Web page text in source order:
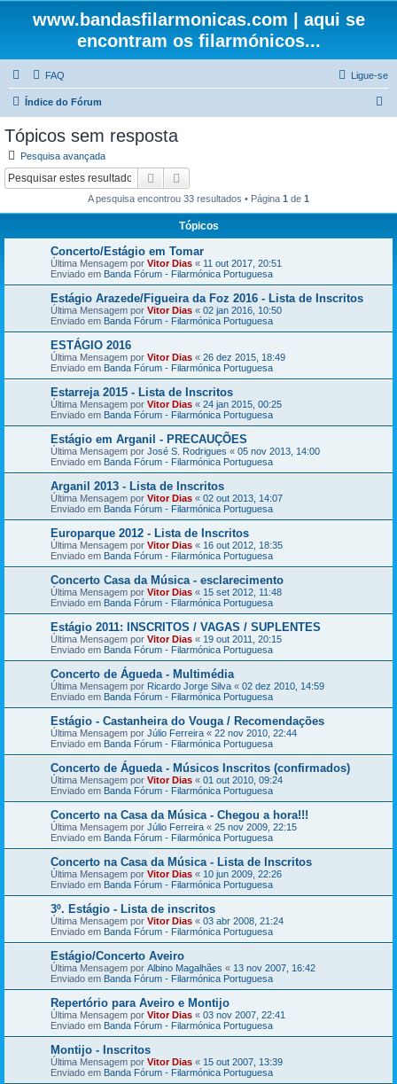
www.bandasfilarmonicas.com | aqui se
encontram os filarmónicos...
FAQ Ligue-se
Índice do Fórum
Tópicos sem resposta
Pesquisa avançada
Pesquisar
A pesquisa encontrou 33 resultados • Página 1 de 1
Tópicos
Concerto/Estágio em Tomar
Última Mensagem por Vitor Dias « 11 out 2017, 20:51
Enviado em Banda Fórum - Filarmónica Portuguesa
Estágio Arazede/Figueira da Foz 2016 - Lista de Inscritos
Última Mensagem por Vitor Dias « 02 jan 2016, 10:50
Enviado em Banda Fórum - Filarmónica Portuguesa
ESTÁGIO 2016
Última Mensagem por Vitor Dias « 26 dez 2015, 18:49
Enviado em Banda Fórum - Filarmónica Portuguesa
Estarreja 2015 - Lista de Inscritos
Última Mensagem por Vitor Dias « 24 jan 2015, 00:25
Enviado em Banda Fórum - Filarmónica Portuguesa
Estágio em Arganil - PRECAUÇÕES
Última Mensagem por José S. Rodrigues « 05 nov 2013, 14:00
Enviado em Banda Fórum - Filarmónica Portuguesa
Arganil 2013 - Lista de Inscritos
Última Mensagem por Vitor Dias « 02 out 2013, 14:07
Enviado em Banda Fórum - Filarmónica Portuguesa
Europarque 2012 - Lista de Inscritos
Última Mensagem por Vitor Dias « 16 out 2012, 18:35
Enviado em Banda Fórum - Filarmónica Portuguesa
Concerto Casa da Música - esclarecimento
Última Mensagem por Vitor Dias « 15 set 2012, 11:48
Enviado em Banda Fórum - Filarmónica Portuguesa
Estágio 2011: INSCRITOS / VAGAS / SUPLENTES
Última Mensagem por Vitor Dias « 19 out 2011, 20:15
Enviado em Banda Fórum - Filarmónica Portuguesa
Concerto de Águeda - Multimédia
Última Mensagem por Ricardo Jorge Silva « 02 dez 2010, 14:59
Enviado em Banda Fórum - Filarmónica Portuguesa
Estágio - Castanheira do Vouga / Recomendações
Última Mensagem por Júlio Ferreira « 22 nov 2010, 22:44
Enviado em Banda Fórum - Filarmónica Portuguesa
Concerto de Águeda - Músicos Inscritos (confirmados)
Última Mensagem por Vitor Dias « 01 out 2010, 09:24
Enviado em Banda Fórum - Filarmónica Portuguesa
Concerto na Casa da Música - Chegou a hora!!!
Última Mensagem por Júlio Ferreira « 25 nov 2009, 22:15
Enviado em Banda Fórum - Filarmónica Portuguesa
Concerto na Casa da Música - Lista de Inscritos
Última Mensagem por Vitor Dias « 10 jun 2009, 22:26
Enviado em Banda Fórum - Filarmónica Portuguesa
3º. Estágio - Lista de inscritos
Última Mensagem por Vitor Dias « 03 abr 2008, 21:24
Enviado em Banda Fórum - Filarmónica Portuguesa
Estágio/Concerto Aveiro
Última Mensagem por Albino Magalhães « 13 nov 2007, 16:42
Enviado em Banda Fórum - Filarmónica Portuguesa
Repertório para Aveiro e Montijo
Última Mensagem por Vitor Dias « 03 nov 2007, 22:41
Enviado em Banda Fórum - Filarmónica Portuguesa
Montijo - Inscritos
Última Mensagem por Vitor Dias « 15 out 2007, 13:39
Enviado em Banda Fórum - Filarmónica Portuguesa